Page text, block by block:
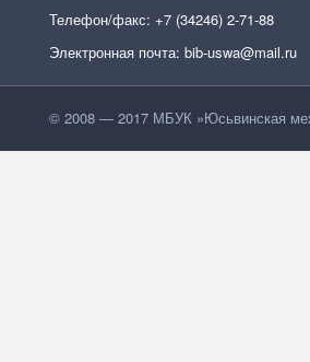
Телефон/факс: +7 (34246) 2-71-88
Электронная почта: bib-uswa@mail.ru
© 2008 — 2017 МБУК »Юсьвинская